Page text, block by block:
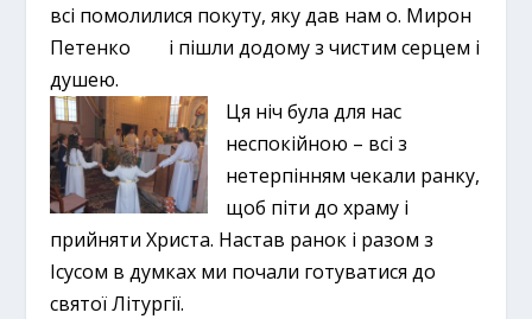
всі помолилися покуту, яку дав нам о. Мирон
Петенко і пішли додому з чистим серцем і
душею.
Ця ніч була для нас
неспокійною – всі з
нетерпінням чекали ранку,
щоб піти до храму і
прийняти Христа. Настав ранок і разом з
Ісусом в думках ми почали готуватися до
святої Літургії.